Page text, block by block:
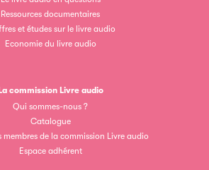
Ressources documentaires
et études sur le livre audio
Economie du livre audio
La commission Livre audio
Qui sommes-nous ?
Catalogue
membres de la commission Livre audio
Espace adhérent
les échanges informatisés entre
la filière de la fabrication de livres.